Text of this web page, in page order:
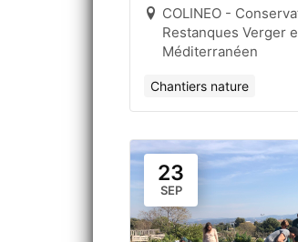
COLINEO -
Restanques Verger
Méditerranéen
Chantiers nature
23
SEP